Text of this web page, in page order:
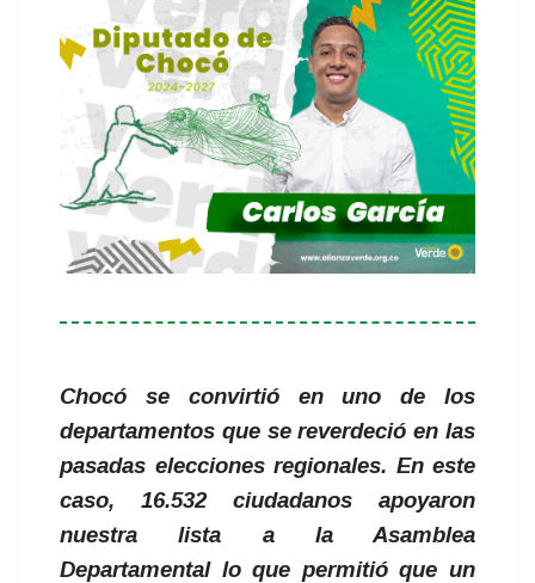
Chocó se convirtió en uno de los
departamentos que se reverdeció en las
pasadas elecciones regionales. En este
caso, 16.532 ciudadanos apoyaron
nuestra lista a la Asamblea
Departamental lo que permitió que un